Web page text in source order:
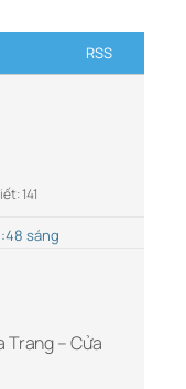
RSS
141
sáng
Trang – Cửa